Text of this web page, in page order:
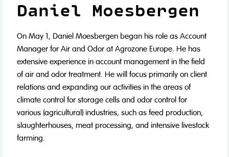
Daniel Moesbergen
On May 1, Daniel Moesbergen began his role as Account
Manager for Air and Odor at Agrozone Europe. He has
extensive experience in account management in the field
of air and odor treatment. He will focus primarily on client
relations and expanding our activities in the areas of
climate control for storage cells and odor control for
various (agricultural) industries, such as feed production,
slaughterhouses, meat processing, and intensive livestock
farming.